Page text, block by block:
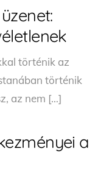
történik az
történik
az nem […]
a